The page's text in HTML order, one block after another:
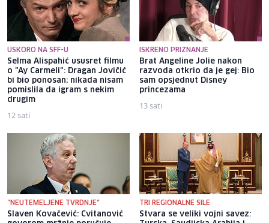
USKORO NA SFF-U
Selma Alispahić ususret filmu
o "Ay Carmeli": Dragan Jovičić
bi bio ponosan; nikada nisam
pomislila da igram s nekim
drugim
12 sati
ISKRENO PRIZNANJE
Brat Angeline Jolie nakon
razvoda otkrio da je gej: Bio
sam opsjednut Disney
princezama
13 sati
"NEUTEMELJENE TVRDNJE"
Slaven Kovačević: Cvitanović
TRI REGIONALNE SILE
Stvara se veliki vojni savez: